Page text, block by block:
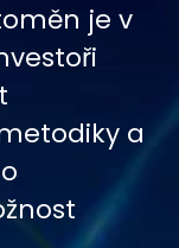
je v
a